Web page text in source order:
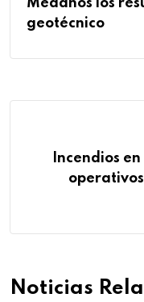
Médanos los
geotécnico
Incendios
Noticias